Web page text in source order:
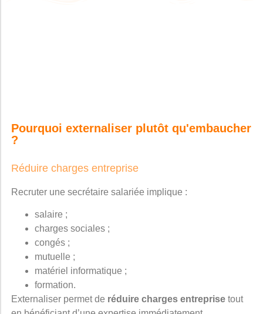
Pourquoi externaliser plutôt qu'embaucher
?
Réduire charges entreprise
Recruter une secrétaire salariée implique :
salaire ;
charges sociales ;
congés ;
mutuelle ;
matériel informatique ;
formation.
Externaliser permet de réduire charges entreprise tout